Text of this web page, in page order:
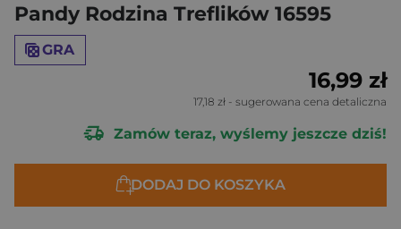
Pandy Rodzina Treflików 16595
GRA
16,99 zł
17,18 zł - sugerowana cena detaliczna
Zamów teraz, wyślemy jeszcze dziś!
DODAJ DO KOSZYKA